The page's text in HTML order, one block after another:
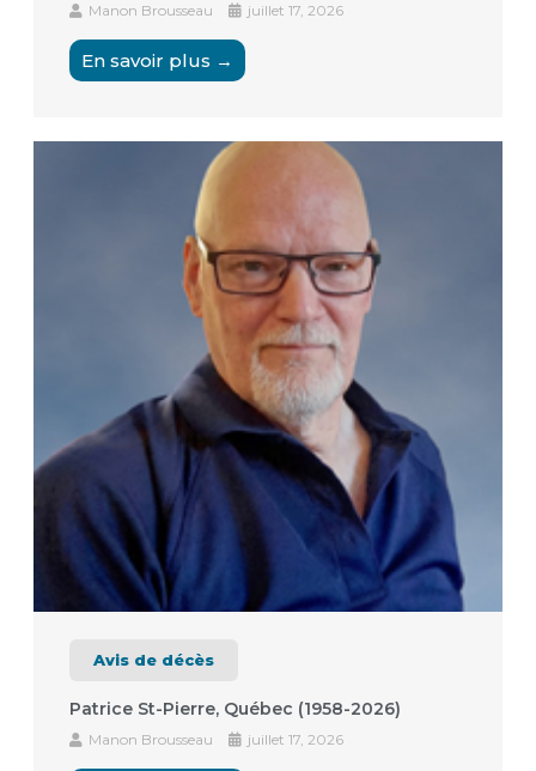
Manon Brousseau juillet 17, 2026
En savoir plus →
Avis de décès
Patrice St-Pierre, Québec (1958-2026)
Manon Brousseau juillet 17, 2026